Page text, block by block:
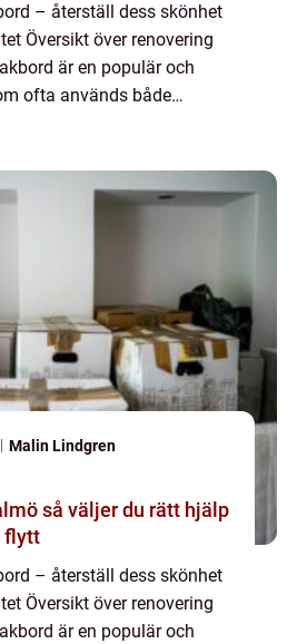
– återställ dess skönhet
Översikt över renovering
är en populär och
ofta används både
Malin Lindgren
hjälp
flytt
– återställ dess skönhet
Översikt över renovering
är en populär och